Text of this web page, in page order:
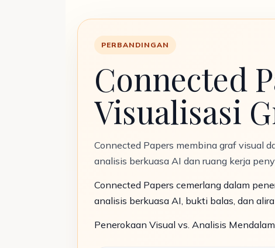
PERBANDINGAN
Connected
Visualisasi
Connected Papers membina graf visual
analisis berkuasa AI dan ruang kerja
Connected Papers cemerlang dalam
analisis berkuasa AI, bukti balas, dan
Penerokaan Visual vs. Analisis Mendalam